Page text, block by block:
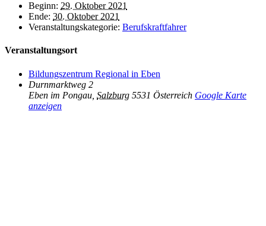
Beginn: 29. Oktober 2021
Ende: 30. Oktober 2021
Veranstaltungskategorie: Berufskraftfahrer
Veranstaltungsort
Bildungszentrum Regional in Eben
Durnmarktweg 2
Eben im Pongau Salzburg 5531 Österreich Google Karte
anzeigen